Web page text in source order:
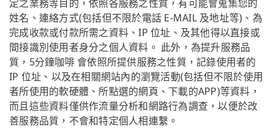
定之業務等目的，依照各服務之性質，有可能會蒐集您的
姓名、連絡方式(包括但不限於電話 E-MAIL 及地址等)、為
完成收款或付款所需之資料、IP 位址、及其他得以直接或
間接識別使用者身分之個人資料。 此外，為提升服務品
質，5分鐘咖啡 會依照所提供服務之性質，記錄使用者的
IP 位址、以及在相關網站內的瀏覽活動(包括但不限於使用
者所使用的軟硬體、所點選的網頁、下載的APP)等資料，
而且這些資料僅供作流量分析和網路行為調查，以便於改
善服務品質，不會和特定個人相連繫。